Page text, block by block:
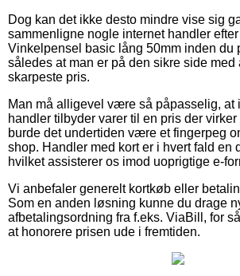
Dog kan det ikke desto mindre vise sig
sammenligne nogle internet handler
Vinkelpensel basic lång 50mm inden du
således at man er på den sikre side med
skarpeste pris.
Man må alligevel være så påpasselig, at
handler tilbyder varer til en pris der
burde det undertiden være et fingerpeg
shop. Handler med kort er i hvert fald en
hvilket assisterer os imod uoprigtige e-
Vi anbefaler generelt kortkøb eller
Som en anden løsning kunne du drage
afbetalingsordning fra f.eks. ViaBill, for
at honorere prisen ude i fremtiden.